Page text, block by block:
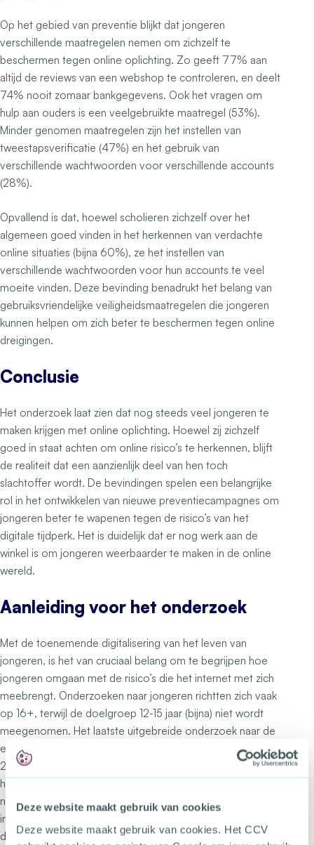
Deze website maakt gebruik van cookies
Deze website maakt gebruik van cookies. Het CCV
Op het gebied van preventie blijkt dat jongeren
verschillende maatregelen nemen om zichzelf te
beschermen tegen online oplichting. Zo geeft 77% aan
altijd de reviews van een webshop te controleren, en deelt
74% nooit zomaar bankgegevens. Ook het vragen om
hulp aan ouders is een veelgebruikte maatregel (53%).
Minder genomen maatregelen zijn het instellen van
tweestapsverificatie (47%) en het gebruik van
verschillende wachtwoorden voor verschillende accounts
(28%).
Opvallend is dat, hoewel scholieren zichzelf over het
algemeen goed vinden in het herkennen van verdachte
online situaties (bijna 60%), ze het instellen van
verschillende wachtwoorden voor hun accounts te veel
moeite vinden. Deze bevinding benadrukt het belang van
gebruiksvriendelijke veiligheidsmaatregelen die jongeren
kunnen helpen om zich beter te beschermen tegen online
dreigingen.
Conclusie
Het onderzoek laat zien dat nog steeds veel jongeren te
maken krijgen met online oplichting. Hoewel zij zichzelf
goed in staat achten om online risico’s te herkennen, blijft
de realiteit dat een aanzienlijk deel van hen toch
slachtoffer wordt. De bevindingen spelen een belangrijke
rol in het ontwikkelen van nieuwe preventiecampagnes om
jongeren beter te wapenen tegen de risico’s van het
digitale tijdperk. Het is duidelijk dat er nog werk aan de
winkel is om jongeren weerbaarder te maken in de online
wereld.
Aanleiding voor het onderzoek
Met de toenemende digitalisering van het leven van
jongeren, is het van cruciaal belang om te begrijpen hoe
jongeren omgaan met de risico’s die het internet met zich
meebrengt. Onderzoeken naar jongeren richtten zich vaak
op 16+, terwijl de doelgroep 12-15 jaar (bijna) niet wordt
meegenomen. Het laatste uitgebreide onderzoek naar de
ervaringen van jongeren met online oplichting dateerde uit
2017. Gezien de vele ontwikkelingen sindsdien, achtten
het CCV en scholieren.com het noodzakelijk om een
nieuw onderzoek uit te voeren. Dit geeft niet alleen inzicht
in de huidige situatie, maar helpt ook bij het verfijnen van
de preventiecampagnes die gezamenlijk worden gemaakt